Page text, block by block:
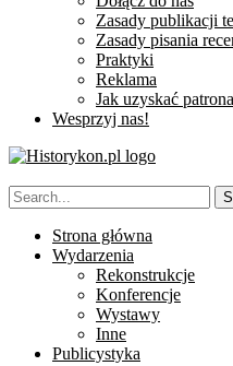
Zasady publikacji
Zasady pisania
Praktyki
Reklama
Jak uzyskać
Wesprzyj nas!
Strona główna
Wydarzenia
Rekonstrukcje
Konferencje
Wystawy
Inne
Publicystyka